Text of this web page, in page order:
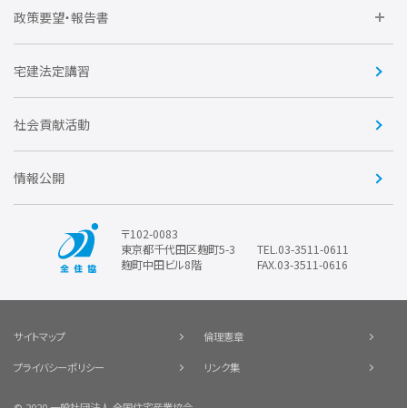
不動産後見アドバイザー資格講習
会
全住協ビジネスショップ
トライアル会員制度
企業会員
賛助会員
政策要望・報告書
住宅・土地税制改正要望
優良事業表彰
宅建法定講習
社会貢献活動
情報公開
〒102-0083
東京都千代田区麹町5-3
麹町中田ビル8階
TEL.03-3511-0611
FAX.03-3511-0616
サイトマップ 倫理憲章
プライバシーポリシー リンク集